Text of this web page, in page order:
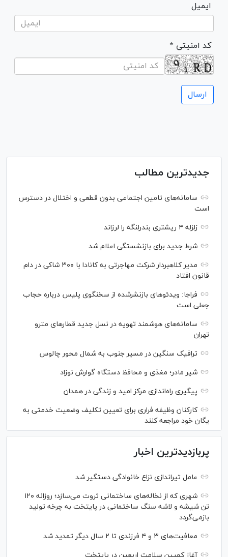
ایمیل
* کد امنیتی
جدیدترین مطالب
سامانه‌های تامین اجتماعی بدون قطعی و اختلال در دسترس
است
زلزله ۴ ریشتری بندرلنگه را لرزاند
شرط جدید برای بازنشستگی اعلام شد
مدیر کلاهبردار شرکت مهاجرتی به کانادا با ۳۰۰ شاکی در دام
قانون افتاد
فراجا: ویدئو‌های بازنشرشده از سخنگوی پلیس درباره حجاب
جعلی است
سامانه‌های هوشمند تهویه در نسل جدید قطار‌های مترو
تهران
ترافیک سنگین در مسیر جنوب به شمال محور چالوس
شیر مادر؛ مغذی و محافظ دستگاه گوارش نوزاد
پیگیری راه‌اندازی مرکز امید و زندگی در همدان
کارکنان وظیفه فراری برای تعیین تکلیف وضعیت خدمتی به
یگان خود مراجعه کنند
پربازدیدترین اخبار
عامل تیراندازی نزاع خانوادگی دستگیر شد
شهری که از نخاله‌های ساختمانی ثروت می‌سازد؛ روزانه ۱۲۰
تن شیشه و لاشه سنگ ساختمانی در پایتخت به چرخه تولید
بازمی‌گردد
معافیت‌های ۳ و ۴ فرزندی تا ۲ سال دیگر تمدید شد